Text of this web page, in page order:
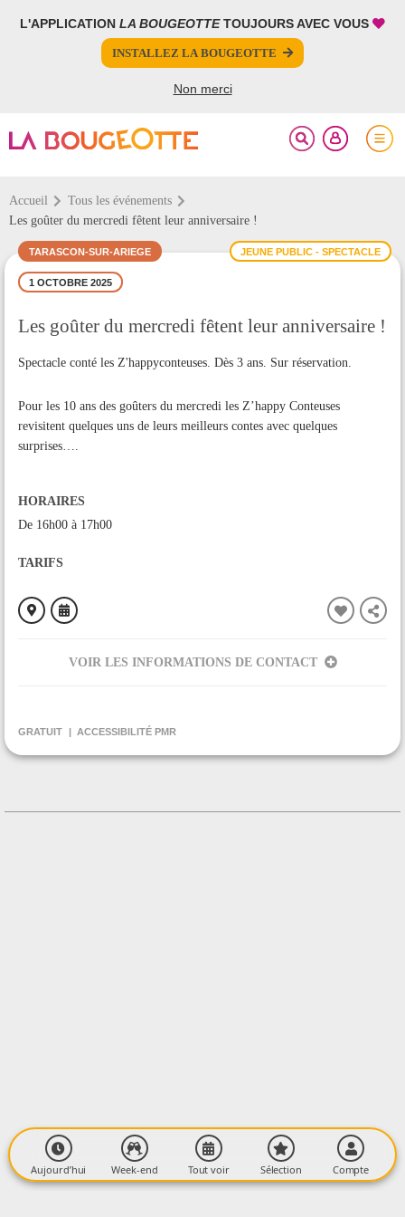
L'APPLICATION LA BOUGEOTTETOUJOURS AVEC VOUS
INSTALLEZ LA BOUGEOTTE
Non merci
Accueil
Tous les événements
Les goûter du mercredi fêtent leur anniversaire !
JEUNE PUBLIC - SPECTACLE
TARASCON-SUR-ARIEGE
1 OCTOBRE 2025
Les goûter du mercredi fêtent leur anniversaire !
Spectacle conté les Z'happyconteuses. Dès 3 ans. Sur réservation.
Pour les 10 ans des goûters du mercredi les Z’happy Conteuses
revisitent quelques uns de leurs meilleurs contes avec quelques
surprises….
HORAIRES
De 16h00 à 17h00
TARIFS
VOIR LES INFORMATIONS DE CONTACT
GRATUIT ACCESSIBILITÉ PMR
FERMER
PARTAGER
Aujourd’hui Week-end Tout voir Sélection Compte
FERMER
Votre inscription à la newsletter a été effectuée.